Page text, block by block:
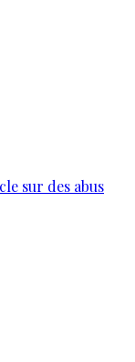
sur des abus